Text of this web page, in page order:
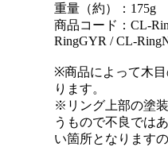
重量（約）：175g
商品コード：CL-
RingGYR / CL-
※商品によって木
ります。
※リング上部の塗
うもので不良では
い箇所となります